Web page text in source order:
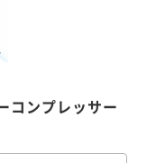
コンプレッサー